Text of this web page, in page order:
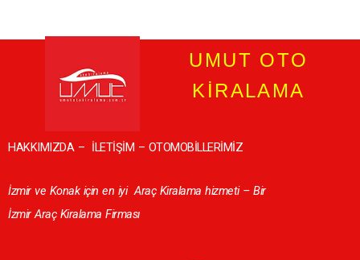
UMUT OTO
KİRALAMA
HAKKIMIZDA– İLETİŞİM – OTOMOBİLLERİMİZ
İzmir ve Konak için en iyiAraç Kiralama hizmeti – Bir
İzmir Araç Kiralama Firması